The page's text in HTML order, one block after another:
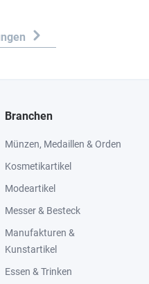
Branchen
Münzen, Medaillen & Orden
Kosmetikartikel
Modeartikel
Messer & Besteck
Manufakturen &
Kunstartikel
Essen & Trinken